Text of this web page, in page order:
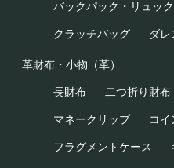
バックパック・リュック
クラッチバッグ ダ
革財布・小物（革）
長財布 二つ折り財布
マネークリップ コイ
フラグメントケース